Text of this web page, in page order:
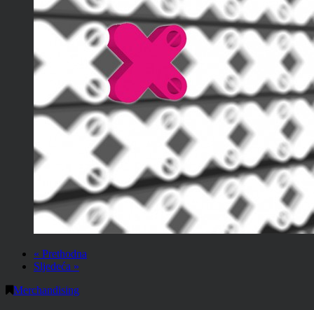
« Prethodna
Sljedeća »
Merchandising